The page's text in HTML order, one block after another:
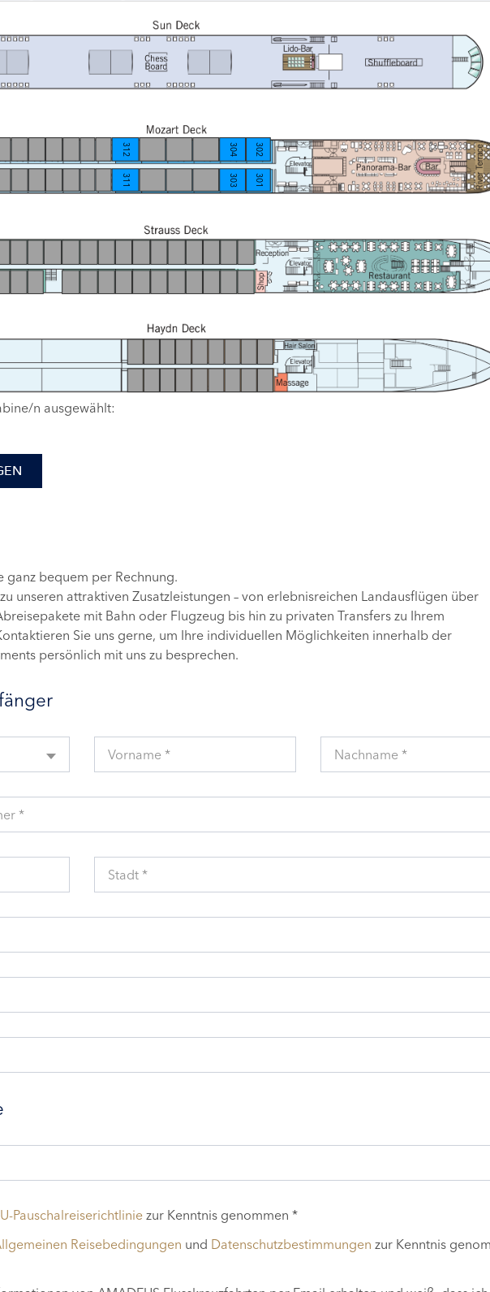
301
302
303
304
311
312
n ausgewählt:
ganz bequem per Rechnung.
unseren attraktiven Zusatzleistungen – von erlebnisreichen Landausflügen über
mit Bahn oder Flugzeug bis hin zu privaten Transfers zu Ihrem
Sie uns gerne, um Ihre individuellen Möglichkeiten innerhalb der
persönlich mit uns zu besprechen.
Vorname * Nachname *
*
Stadt *
Pauschalreiserichtlinie zur Kenntnis genommen *
Reisebedingungen und Datenschutzbestimmungen zur Kenntnis